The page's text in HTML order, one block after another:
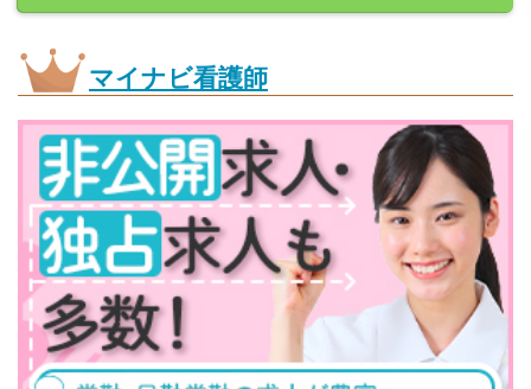
マイナビ看護師